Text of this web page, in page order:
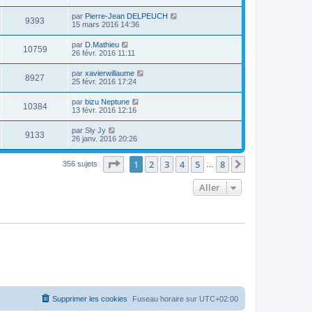
9393 par Pierre-Jean DELPEUCH
15 mars 2016 14:36
10759 par D.Mathieu
26 févr. 2016 11:11
8927 par xavierwillaume
25 févr. 2016 17:24
10384 par bizu Neptune
13 févr. 2016 12:16
9133 par Sly Jy
26 janv. 2016 20:26
356 sujets Page sur8
1 2 3 4 5 8
Aller
Fuseau horaire sur UTC+02:00
Supprimer les cookies